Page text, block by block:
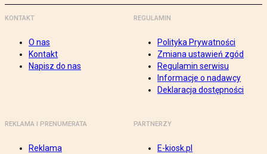
KONTAKT
O nas
Kontakt
Napisz do nas
REGULAMIN
Polityka Prywatności
Zmiana ustawień zgód
Regulamin serwisu
Informacje o nadawcy
Deklaracja dostępności
REKLAMA I PRENUMERATA
Reklama
PARTNERZY
E-kiosk.pl